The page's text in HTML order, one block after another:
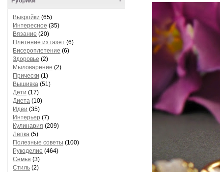
Выкройки (65)
Интересное (35)
Вязание (20)
Плетение из газет (6)
Бисероплетение (6)
Здоровье (2)
Мыловарение (2)
Прически (1)
Вышивка (51)
Дети (17)
Диета (10)
Идеи (35)
Интерьер (7)
Кулинария (209)
Лепка (5)
Полезные советы (100)
Рукоделие (464)
Семья (3)
Стиль (2)